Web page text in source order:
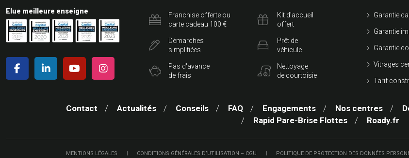
Elue meilleure enseigne
Franchise offerte ou
carte cadeau 100 €
Démarches
simplifiées
Pas d'avance
de frais
Kit d'accueil
offert
Prêt de
véhicule
Nettoyage
de courtoisie
Garantie
Garantie
Garantie
Vitrages
Tarif
Contact Actualités Conseils FAQ Engagements Nos centres
Rapid Pare-Brise Flottes
Roady.fr
MENTIONS LÉGALES CONDITIONS GÉNÉRALES D’UTILISATION – CGU POLITIQUE DE PROTECTION DES DONNÉES